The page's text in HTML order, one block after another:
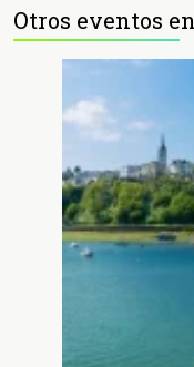
Otros eventos